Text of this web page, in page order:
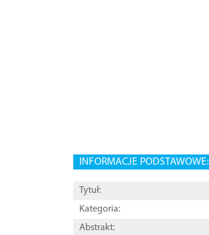
INFORMACJE PODSTAWOWE:
Tytuł:
Kategoria:
Abstrakt: